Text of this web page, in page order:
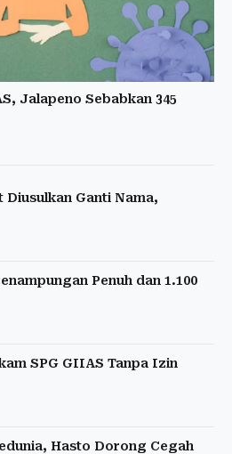
Jalapeno Sebabkan 345
Diusulkan Ganti Nama,
Penuh dan 1.100
SPG GIIAS Tanpa Izin
Hasto Dorong Cegah